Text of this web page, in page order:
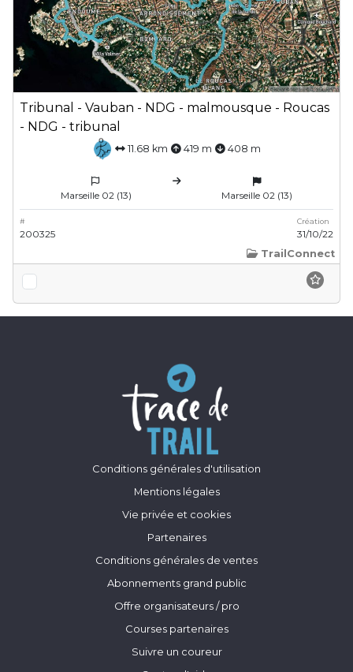
Tribunal - Vauban - NDG - malmousque - Roucas
- NDG - tribunal
11.68 km 419 m 408 m
Marseille 02 (13) Marseille 02 (13)
#
200325
Création
31/10/22
TrailConnect
Conditions générales d'utilisation
Mentions légales
Vie privée et cookies
Partenaires
Conditions générales de ventes
Abonnements grand public
Offre organisateurs / pro
Courses partenaires
Suivre un coureur